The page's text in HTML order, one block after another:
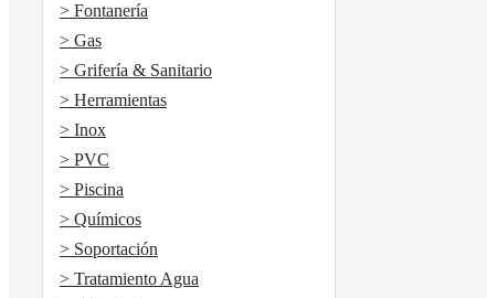
> Fontanería
> Gas
> Grifería & Sanitario
> Herramientas
> Inox
> PVC
> Piscina
> Químicos
> Soportación
> Tratamiento Agua